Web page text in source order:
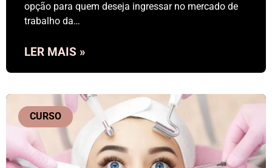
opção para quem deseja ingressar no mercado de
trabalho da…
LER MAIS »
CURSO